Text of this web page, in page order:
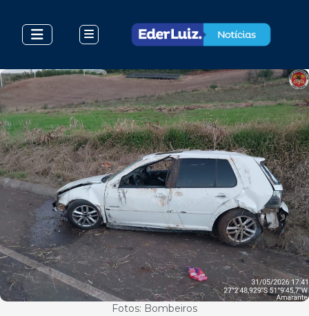
Fotos: Bombeiros